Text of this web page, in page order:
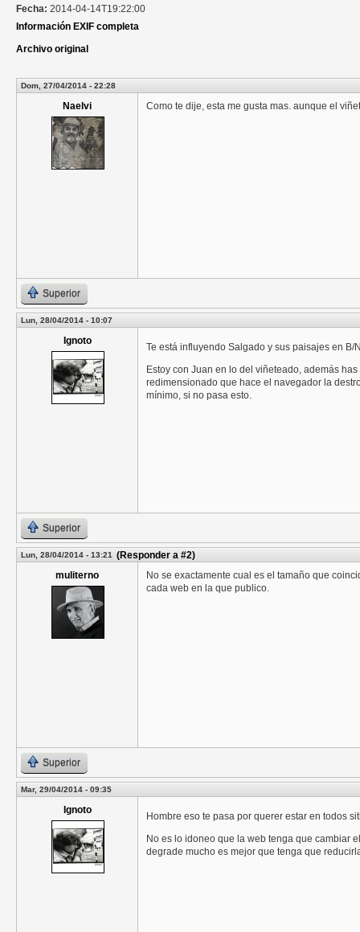
Fecha: 2014-04-14T19:22:00
Información EXIF completa
Archivo original
Dom, 27/04/2014 - 22:28
Naelvi Como te dije, esta me gusta mas. aunque el
Superior
Lun, 28/04/2014 - 10:07
Ignoto
Te está influyendo Salgado y sus paisajes en B/
Estoy con Juan en lo del viñeteado, además
redimensionado que hace el navegador la
mínimo, si no pasa esto.
Superior
Lun, 28/04/2014 - 13:21 (Responder a #2)
muliterno
No se exactamente cual es el tamaño que
cada web en la que publico.
Superior
Mar, 29/04/2014 - 09:35
Ignoto
Hombre eso te pasa por querer estar en todos
No es lo idoneo que la web tenga que cambiar
degrade mucho es mejor que tenga que